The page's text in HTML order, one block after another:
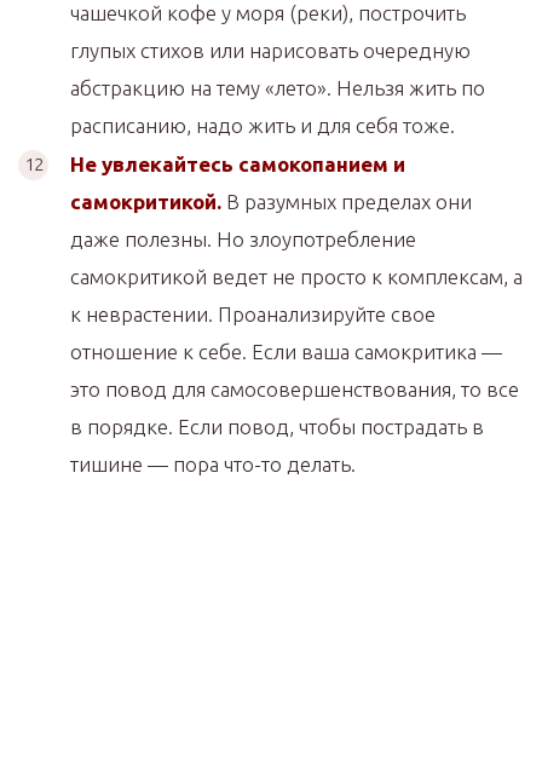
чашечкой кофе у моря (реки), построчить
глупых стихов или нарисовать очередную
абстракцию на тему «лето». Нельзя жить по
расписанию, надо жить и для себя тоже.
Не увлекайтесь самокопанием и
самокритикой. В разумных пределах они
даже полезны. Но злоупотребление
самокритикой ведет не просто к комплексам, а
к неврастении. Проанализируйте свое
отношение к себе. Если ваша самокритика —
это повод для самосовершенствования, то все
в порядке. Если повод, чтобы пострадать в
тишине — пора что-то делать.